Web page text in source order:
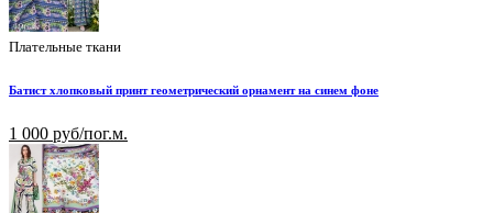
Плательные ткани
Батист хлопковый принт геометрический орнамент на синем фоне
1 000 руб/пог.м.